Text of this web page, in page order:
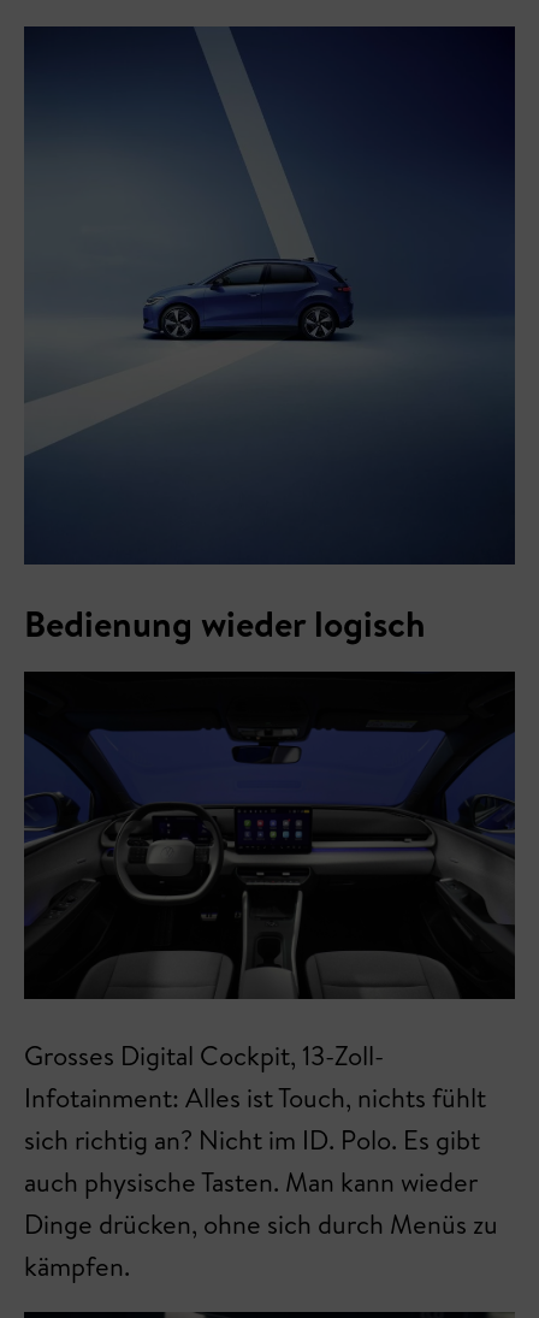
Bedienung wieder logisch
Grosses Digital Cockpit, 13-Zoll-
Infotainment: Alles ist Touch, nichts fühlt
sich richtig an? Nicht im ID. Polo. Es gibt
auch physische Tasten. Man kann wieder
Dinge drücken, ohne sich durch Menüs zu
kämpfen.